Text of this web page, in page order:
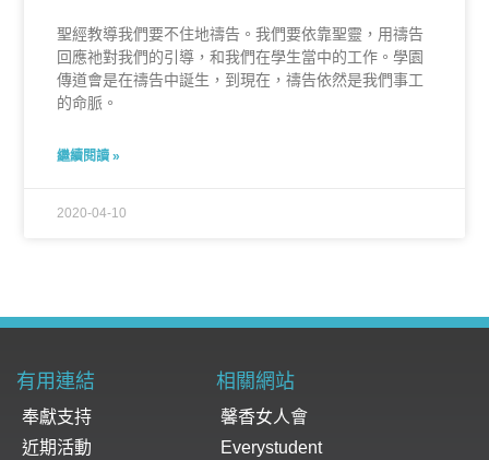
聖經教導我們要不住地禱告。我們要依靠聖靈，用禱告
回應祂對我們的引導，和我們在學生當中的工作。學園
傳道會是在禱告中誕生，到現在，禱告依然是我們事工
的命脈。
繼續閱讀 »
2020-04-10
有用連結 相關網站
奉獻支持
近期活動
馨香女人會
Everystudent